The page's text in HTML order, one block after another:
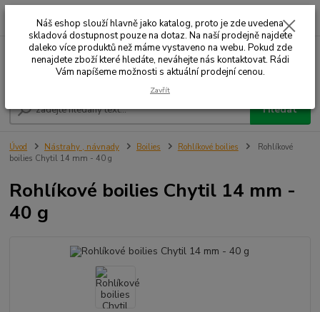
Menu
Hledat
+420 732 707 573 za
Úvod Nástrahy , návnady Boilies Rohlíkové boilies
Rohlíkové
boilies Chytil 14 mm - 40 g
Rohlíkové boilies Chytil 14 mm -
40 g
Náš eshop slouží hlavně jako katalog, proto je zde uvedena
skladová dostupnost pouze na dotaz. Na naší prodejně najdete
daleko více produktů než máme vystaveno na webu. Pokud zde
nenajdete zboží které hledáte, neváhejte nás kontaktovat. Rádi
Vám napíšeme možnosti s aktuální prodejní cenou.
Zavřít